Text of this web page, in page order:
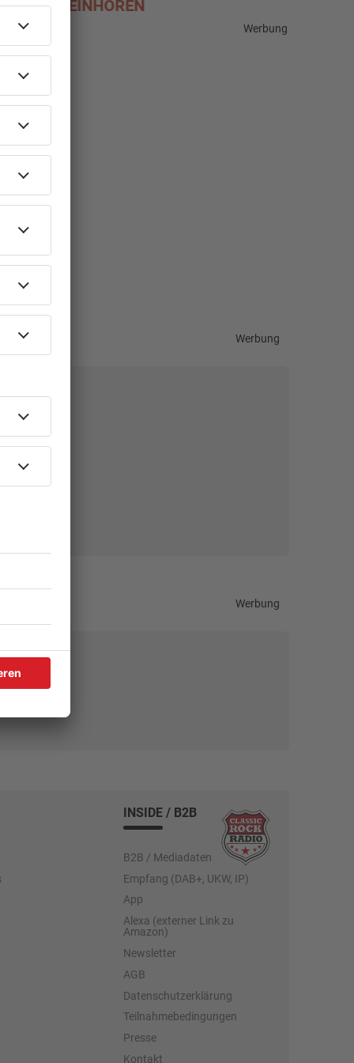
ZU DEN AKTIONEN
Werbung
Werbung
Werbung
INSIDE / B2B
B2B / Mediadaten
Empfang (DAB+, UKW, IP)
App
Alexa (externer Link zu
Amazon)
Newsletter
AGB
Datenschutzerklärung
Teilnahmebedingungen
Presse
Kontakt